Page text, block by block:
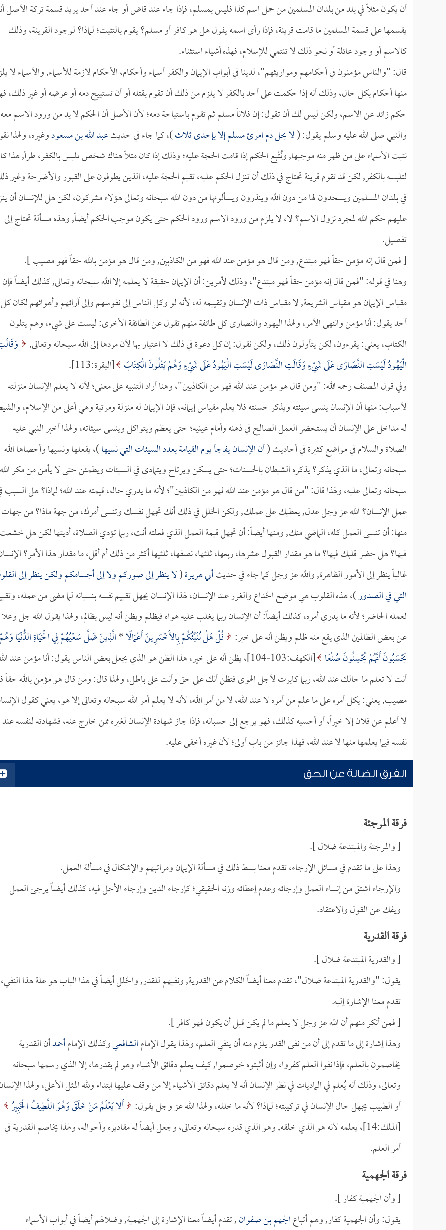
أن يكون مثلاً في بلد من بلدان المسلمين من حمل اسم كذا فليس بمسلم، فإذا جاء عند قاض أو جاء عند أحد يريد قسمة تركة الأصل
يقسمها على قسمة المسلمين ما قامت قرينة، فإذا رأى اسمه يقول هل هو كافر أو مسلم؟ يقوم بالتثبت؛ لماذا؟ لوجود القرينة، وذلك
كالاسم أو وجود عائلة أو نحو ذلك لا تنتمي للإسلام، فهذه أشياء استثناء.
قال: "والناس مؤمنون في أحكامهم ومواريثهم"، لدينا في أبواب الإيمان والكفر أسماء وأحكام، الأحكام لازمة للأسماء, والأسماء لا
منها أحكام بكل حال، وذلك أنه إذا حكمت على أحد بالكفر لا يلزم من ذلك أن تقوم بقتله أو أن تستبيح دمه أو عرضه أو غير ذلك،
حكم زائد عن الاسم، ولكن ليس لك أن تقول: إن فلاناً مسلم ثم تقوم باستباحة دمه؛ لأن الأصل أن الحكم لا بد من ورود الاسم
والنبي صلى الله عليه وسلم يقول: (لا يحل دم امرئ مسلم إلا بإحدى ثلاث)، كما جاء في حديثعبد الله بن مسعودوغيره، ولهذا
نثبت الأسماء على من ظهر منه موجبها, ونُتْبِع الحكم إذا قامت الحجة عليه؛ وذلك إذا كان مثلاً هناك شخص تلبس بالكفر، طرأ, هذا
لتلبسه بالكفر, لكن قد تقوم قرينة تحتاج في ذلك أن تنزل الحكم عليه، تقيم الحجة عليه، الذين يطوفون على القبور والأضرحة وغير
في بلدان المسلمين ويسجدون لها من دون الله وينذرون ويسألونها من دون الله سبحانه وتعالى هؤلاء مشركون، لكن هل للإنسان أن
عليهم حكم الله لمجرد نزول الاسم؟ لا، لا يلزم من ورود الاسم ورود الحكم حتى يكون موجب الحكم أيضاً, وهذه مسألة تحتاج إلى
تفصيل.
[ فمن قال إنه مؤمن حقاً فهو مبتدع, ومن قال هو مؤمن عند الله فهو من الكاذبين, ومن قال هو مؤمن بالله حقاً فهو مصيب ].
وهنا في قوله: "فمن قال إنه مؤمن حقاً فهو مبتدع"، وذلك لأمرين: أن الإيمان حقيقة لا يعلمه إلا الله سبحانه وتعالى, كذلك أيضاً فإن
مقياس الإيمان هو مقياس الشريعة, لا مقياس ذات الإنسان وتقييمه له، لأنه لو وكل الناس إلى نفوسهم وإلى آرائهم وأهوائهم لكان كل
أحد يقول: أنا مؤمن وانتهى الأمر، ولهذا اليهود والنصارى كل طائفة منهم تقول عن الطائفة الأخرى: ليست على شيء، وهم يتلون
الكتاب، يعني: يقرءون، لكن يتأولون ذلك، ولكن نقول: إن كل دعوة في ذلك لا اعتبار بها لأن مردها إلى الله سبحانه وتعالى,
الْيَهُودُ لَيْسَتِ النَّصَارَى عَلَى شَيْءٍ وَقَالَتِ النَّصَارَى لَيْسَتِ الْيَهُودُ عَلَى شَيْءٍ وَهُمْ يَتْلُونَ الْكِتَابَ [البقرة:113].
وفي قول المصنف رحمه الله: "ومن قال هو مؤمن عند الله فهو من الكاذبين"، وهنا أراد التنبيه على معنى؛ لأنه لا يعلم الإنسان منزلته
لأسباب: منها أن الإنسان ينسى سيئته ويذكر حسنته فلا يعلم مقياس إيمانه، فإن الإيمان له منزلة ومرتبة وهي أعلى من الإسلام،
له مداخل على الإنسان أن يستحضر العمل الصالح في ذهنه وأمام عينيه؛ حتى يعظم ويتواكل وينسى سيئاته، ولهذا أخبر النبي عليه
الصلاة والسلام في مواضع كثيرة في أحاديث (أن الإنسان يفاجأ يوم القيامة بعدد السيئات التي نسيها)، يفعلها ونسيها وأحصاها الله
سبحانه وتعالى، ما الذي يذكر؟ يذكره الشيطان بالحسنات؛ حتى يسكن ويرتاح ويتمادى في السيئات ويطمئن حتى لا يأمن من مكر الله
سبحانه وتعالى عليه، ولهذا قال: "من قال هو مؤمن عند الله فهو من الكاذبين"؛ لأنه ما يدري حاله، قيمته عند الله؛ لماذا؟ هل السبب
عمل الإنسان؟ الله عز وجل عدل, يعطيك على عملك, ولكن الخلل في ذلك أنك تجهل نفسك وتنسى أمرك، من جهة ماذا؟ من
منها: أن تنسى العمل كله، الماضي منك, ومنها أيضاً: أن تجهل قيمة العمل الذي فعلته أنت، ربما تؤدي الصلاة، أديتها لكن هل خشعت
فيها؟ هل حضر قلبك فيها؟ ما هو مقدار القبول عشرها، ربعها، ثلثها، نصفها، ثلثيها أكثر من ذلك أم أقل، ما مقدار هذا الأمر؟
غالباً ينظر إلى الأمور الظاهرة, والله عز وجل كما جاء في حديثأبي هريرة(لا ينظر إلى صوركم ولا إلى أجسامكم ولكن ينظر إلى
التي في الصدور)، هذه القلوب هي موضع الخداع والغرر عند الإنسان، لهذا الإنسان يجهل تقييم نفسه بنسيانه لما مضى من عمله،
لعمله الحاضر؛ لأنه ما يدري أمره، كذلك أيضاً: أن الإنسان ربما يغلب عليه هواه فيظلم ويظن أنه ليس بظالم، ولهذا يقول الله جل وعلا
عن بعض الظالمين الذي يقع منه ظلم ويظن أنه على خير:
قُلْ هَلْ نُنَبِّئُكُمْ بِالأَخْسَرِينَ أَعْمَالًا*الَّذِينَ ضَلَّ سَعْيُهُمْ فِي الْحَيَاةِ الدُّنْيَا وَهُمْ
يَحْسَبُونَ أَنَّهُمْ يُحْسِنُونَ صُنْعًا
[الكهف:103-104]، يظن أنه على خير، هذا الظن هو الذي يجعل بعض الناس يقول: أنا مؤمن عند
أنت لا تعلم ما حالك عند الله، ربما كابرت لأجل الهوى فتظن أنك على حق وأنت على باطل، ولهذا قال: ومن قال هو مؤمن بالله حقاً
مصيب, يعني: يكل أمره على ما علم من أمره لا عند الله، لا من أمر الله، لأنه لا يعلم أمر الله سبحانه وتعالى إلا هو، يعني كقول
لا أعلم عن فلان إلا خيراً، أو أحسبه كذلك، فهو يرجع إلى حسبانه، فإذا جاز شهادة الإنسان لغيره ممن خارج عنه، فشهادته لنفسه عند
نفسه فيما يعلمها منها لا عند الله، فهذا جائز من باب أولى؛ لأن غيره أخفى عليه.
الفرق الضالة عن الحق
فرقة المرجئة
[ والمرجئة والمبتدعة ضلال ].
وهذا على ما تقدم في مسائل الإرجاء، تقدم معنا بسط ذلك في مسألة الإيمان ومراتبهم والإشكال في مسألة العمل.
والإرجاء اشتق من إنساء العمل وإرجائه وعدم إعطائه وزنه الحقيقي؛ كإرجاء الدين وإرجاء الأجل فيه، كذلك أيضاً يرجئ العمل
ويفك عن القول والاعتقاد.
فرقة القدرية
[ والقدرية المبتدعة ضلال ].
يقول: "والقدرية المبتدعة ضلال"، تقدم معنا أيضاً الكلام عن القدرية, ونفيهم للقدر, والخلل أيضاً في هذا الباب هو علة هذا النفي،
تقدم معنا الإشارة إليه.
[ فمن أنكر منهم أن الله عز وجل لا يعلم ما لم يكن قبل أن يكون فهو كافر ].
وهذا إشارة إلى ما تقدم إلى أن من نفى القدر يلزم منه أن ينفي العلم، ولهذا يقول الإمامالشافعيوكذلك الإمامأحمدأن القدرية
يخاصمون بالعلم، فإذا نفوا العلم كفروا، وإن أثبتوه خوصموا, كيف يعلم دقائق الأشياء وهو لم يقدرها، إلا الذي رسمها سبحانه
وتعالى، وذلك أنه يُعلم في الماديات في نظر الإنسان أنه لا يعلم دقائق الأشياء إلا من وقف عليها ابتداء ولله المثل الأعلى، ولهذا
أو الطبيب يجهل حال الإنسان في تركيبته؛ لماذا؟ لأنه ما خلقه، ولهذا الله عز وجل يقول: أَلا يَعْلَمُ مَنْ خَلَقَ وَهُوَ اللَّطِيفُ الْخَبِيرُ
[الملك:14]، يعلمه لأنه هو الذي خلقه, وهو الذي قدره سبحانه وتعالى، وجعل أيضاً له مقاديره وأحواله، ولهذا يخاصم القدرية في
أمر العلم.
فرقة الجهمية
[ وأن الجهمية كفار ].
يقول: وأن الجهمية كفار, وهم أتباعالجهم بن صفوان, تقدم أيضاً معنا الإشارة إلى الجهمية, وضلالهم أيضاً في أبواب الأسماء